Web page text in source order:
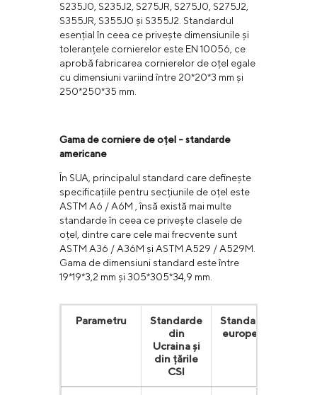
S235J0, S235J2, S275JR, S275J0, S275J2,
S355JR, S355J0 și S355J2. Standardul
esențial în ceea ce privește dimensiunile și
toleranțele cornierelor este EN 10056, ce
aprobă fabricarea cornierelor de oțel egale
cu dimensiuni variind între 20*20*3 mm și
250*250*35 mm.
Gama de corniere de oțel - standarde
americane
În SUA, principalul standard care definește
specificațiile pentru secțiunile de oțel este
ASTM A6 / A6M , însă există mai multe
standarde în ceea ce privește clasele de
oțel, dintre care cele mai frecvente sunt
ASTM A36 / A36M și ASTM A529 / A529M.
Gama de dimensiuni standard este între
19*19*3,2 mm și 305*305*34,9 mm.
Parametru
Standarde
din
Ucraina și
din țările
CSI
Standarde
europene